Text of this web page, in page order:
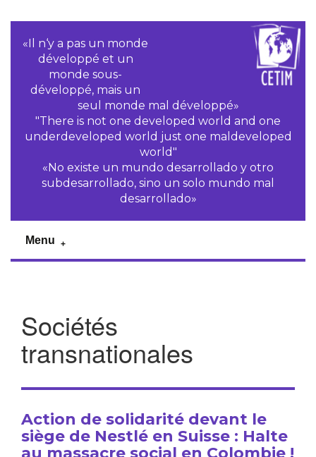
«Il n‘y a pas un monde
développé et un
monde sous-
développé, mais un
seul monde mal développé»
"There is not one developed world and one
underdeveloped world just one maldeveloped
world"
«No existe un mundo desarrollado y otro
subdesarrollado, sino un solo mundo mal
desarrollado»
Menu
Sociétés
transnationales
Action de solidarité devant le
siège de Nestlé en Suisse : Halte
au massacre social en Colombie !